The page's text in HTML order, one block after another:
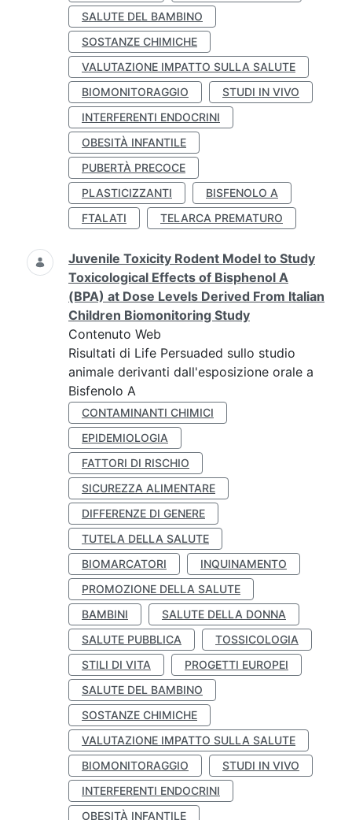
SALUTE DEL BAMBINO
SOSTANZE CHIMICHE
VALUTAZIONE IMPATTO SULLA SALUTE
BIOMONITORAGGIO
STUDI IN VIVO
INTERFERENTI ENDOCRINI
OBESITÀ INFANTILE
PUBERTÀ PRECOCE
PLASTICIZZANTI
BISFENOLO A
FTALATI
TELARCA PREMATURO
Juvenile Toxicity Rodent Model to Study
Toxicological Effects of Bisphenol A
(BPA) at Dose Levels Derived From Italian
Children Biomonitoring Study
Contenuto Web
Risultati di Life Persuaded sullo studio
animale derivanti dall'esposizione orale a
Bisfenolo A
CONTAMINANTI CHIMICI
EPIDEMIOLOGIA
FATTORI DI RISCHIO
SICUREZZA ALIMENTARE
DIFFERENZE DI GENERE
TUTELA DELLA SALUTE
BIOMARCATORI
INQUINAMENTO
PROMOZIONE DELLA SALUTE
BAMBINI
SALUTE DELLA DONNA
SALUTE PUBBLICA
TOSSICOLOGIA
STILI DI VITA
PROGETTI EUROPEI
SALUTE DEL BAMBINO
SOSTANZE CHIMICHE
VALUTAZIONE IMPATTO SULLA SALUTE
BIOMONITORAGGIO
STUDI IN VIVO
INTERFERENTI ENDOCRINI
OBESITÀ INFANTILE